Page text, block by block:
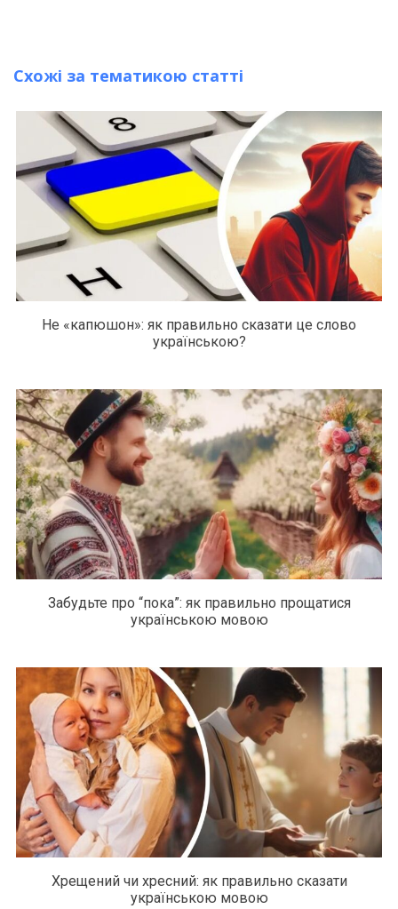
Схожі за тематикою статті
Не «капюшон»: як правильно сказати це слово
українською?
Забудьте про “пока”: як правильно прощатися
українською мовою
Хрещений чи хресний: як правильно сказати
українською мовою